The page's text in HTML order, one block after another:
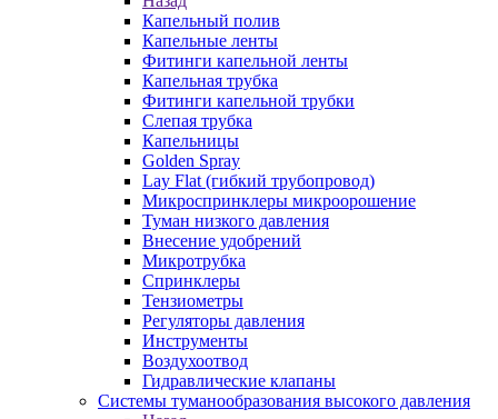
Капельный полив
Капельные ленты
Фитинги капельной ленты
Капельная трубка
Фитинги капельной трубки
Слепая трубка
Капельницы
Golden Spray
Lay Flat (гибкий трубопровод)
Микроспринклеры микроорошение
Туман низкого давления
Внесение удобрений
Микротрубка
Спринклеры
Тензиометры
Регуляторы давления
Инструменты
Воздухоотвод
Гидравлические клапаны
Системы туманообразования высокого давления